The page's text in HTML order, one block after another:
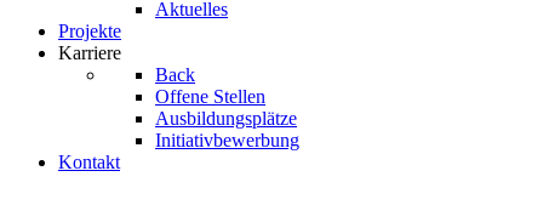
Aktuelles
Projekte
Karriere
Back
Offene Stellen
Ausbildungsplätze
Initiativbewerbung
Kontakt